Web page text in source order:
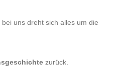
uns dreht sich alles um die
zurück.